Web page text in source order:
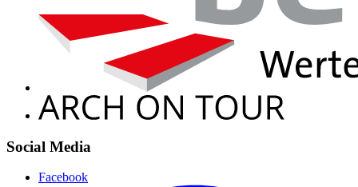
Social Media
Facebook